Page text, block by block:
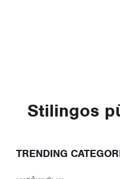
Stilingos
TRENDING